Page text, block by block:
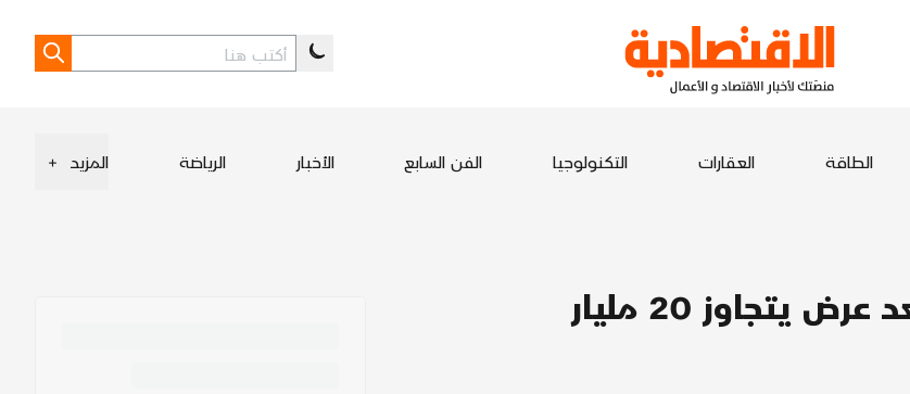
الطاقة العقارات التكنولوجيا الفن السابع الأخبار الرياضة المزيد +
اشتعال سباق اقتناص "تيك توك" بعد عرض يتجاوز 20 مليار